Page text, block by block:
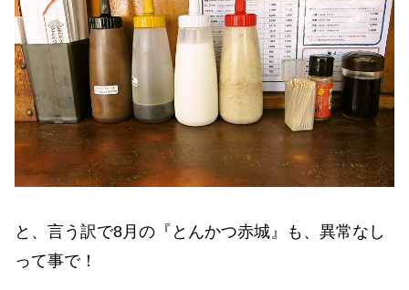
と、言う訳で8月の『とんかつ赤城』も、異常なし
って事で！